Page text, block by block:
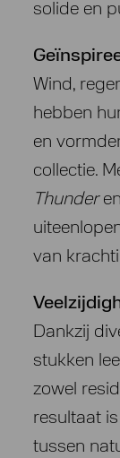
solide en
Wind,
hebben
en
collectie.
Thunderen
van
Dankzij
stukken
zowel
resultaat
tussen